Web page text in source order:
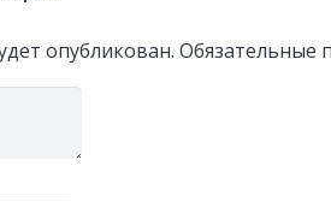
опубликован. Обязательные